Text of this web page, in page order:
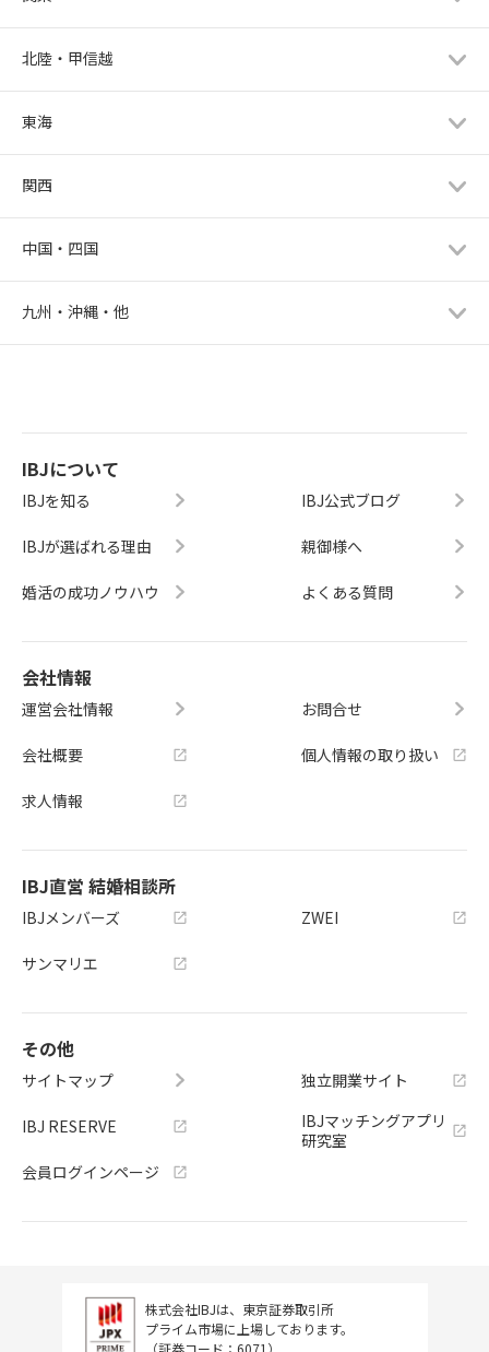
北陸・甲信越
東海
関西
中国・四国
九州・沖縄・他
IBJについて
IBJを知る
IBJが選ばれる理由
婚活の成功ノウハウ
IBJ公式ブログ
親御様へ
よくある質問
会社情報
運営会社情報
会社概要
求人情報
お問合せ
個人情報の取り扱い
IBJ直営 結婚相談所
IBJメンバーズ
サンマリエ
ZWEI
その他
サイトマップ
IBJ RESERVE
会員ログインページ
独立開業サイト
IBJマッチングアプリ
研究室
株式会社IBJは、東京証券取引所
プライム市場に上場しております。
（証券コード：6071）